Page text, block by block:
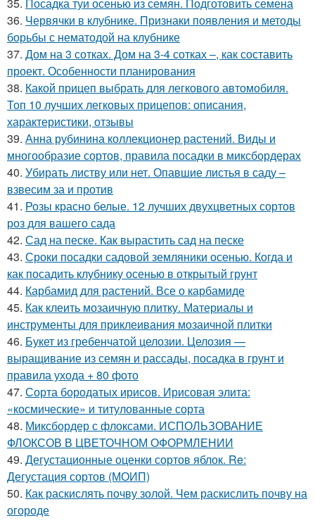
36. Червячки в клубнике. Признаки появления и методы
борьбы с нематодой на клубнике
37. Дом на 3 сотках. Дом на 3-4 сотках –, как составить
проект. Особенности планирования
38. Какой прицеп выбрать для легкового автомобиля.
Топ 10 лучших легковых прицепов: описания,
характеристики, отзывы
39. Анна рубинина коллекционер растений. Виды и
многообразие сортов, правила посадки в миксбордерах
40. Убирать листву или нет. Опавшие листья в саду –
взвесим за и против
41. Розы красно белые. 12 лучших двухцветных сортов
роз для вашего сада
42. Сад на песке. Как вырастить сад на песке
43. Сроки посадки садовой земляники осенью. Когда и
как посадить клубнику осенью в открытый грунт
44. Карбамид для растений. Все о карбамиде
45. Как клеить мозаичную плитку. Материалы и
инструменты для приклеивания мозаичной плитки
46. Букет из гребенчатой целозии. Целозия —
выращивание из семян и рассады, посадка в грунт и
правила ухода + 80 фото
47. Сорта бородатых ирисов. Ирисовая элита:
«космические» и титулованные сорта
48. Миксбордер с флоксами. ИСПОЛЬЗОВАНИЕ
ФЛОКСОВ В ЦВЕТОЧНОМ ОФОРМЛЕНИИ
49. Дегустационные оценки сортов яблок. Re:
Дегустация сортов (МОИП)
50. Как раскислять почву золой. Чем раскислить почву на
огороде